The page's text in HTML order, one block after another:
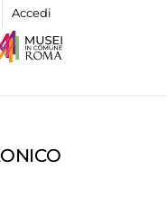
Accedi